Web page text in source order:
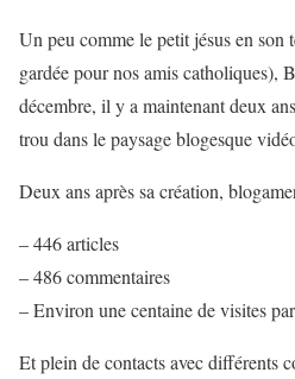
Un peu comme le petit jésus en son
gardée pour nos amis catholiques),
décembre, il y a maintenant deux
trou dans le paysage blogesque
Deux ans après sa création,
– 446 articles
– 486 commentaires
– Environ une centaine de visites
Et plein de contacts avec différents